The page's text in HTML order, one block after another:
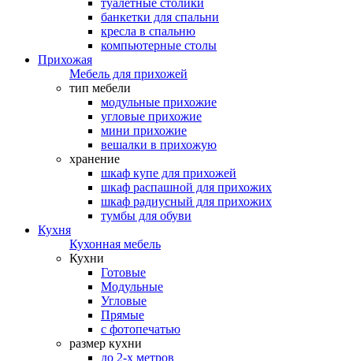
туалетные столики
банкетки для спальни
кресла в спальню
компьютерные столы
Прихожая
Мебель для прихожей
тип мебели
модульные прихожие
угловые прихожие
мини прихожие
вешалки в прихожую
хранение
шкаф купе для прихожей
шкаф распашной для прихожих
шкаф радиусный для прихожих
тумбы для обуви
Кухня
Кухонная мебель
Кухни
Готовые
Модульные
Угловые
Прямые
с фотопечатью
размер кухни
до 2-х метров